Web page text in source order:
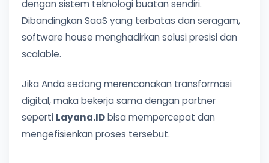
dengan sistem teknologi buatan sendiri.
Dibandingkan SaaS yang terbatas dan seragam,
software house menghadirkan solusi presisi dan
scalable.
Jika Anda sedang merencanakan transformasi
digital, maka bekerja sama dengan partner
seperti Layana.IDbisa mempercepat dan
mengefisienkan proses tersebut.